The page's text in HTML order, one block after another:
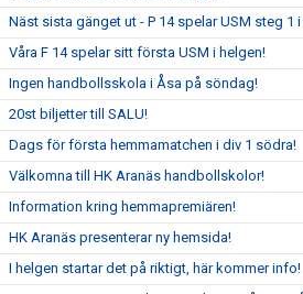
Näst sista gänget ut - P 14 spelar USM steg 1
Våra F 14 spelar sitt första USM i helgen!
Ingen handbollsskola i Åsa på söndag!
20st biljetter till SALU!
Dags för första hemmamatchen i div 1 södra!
Välkomna till HK Aranäs handbollskolor!
Information kring hemmapremiären!
HK Aranäs presenterar ny hemsida!
I helgen startar det på riktigt, här kommer info!